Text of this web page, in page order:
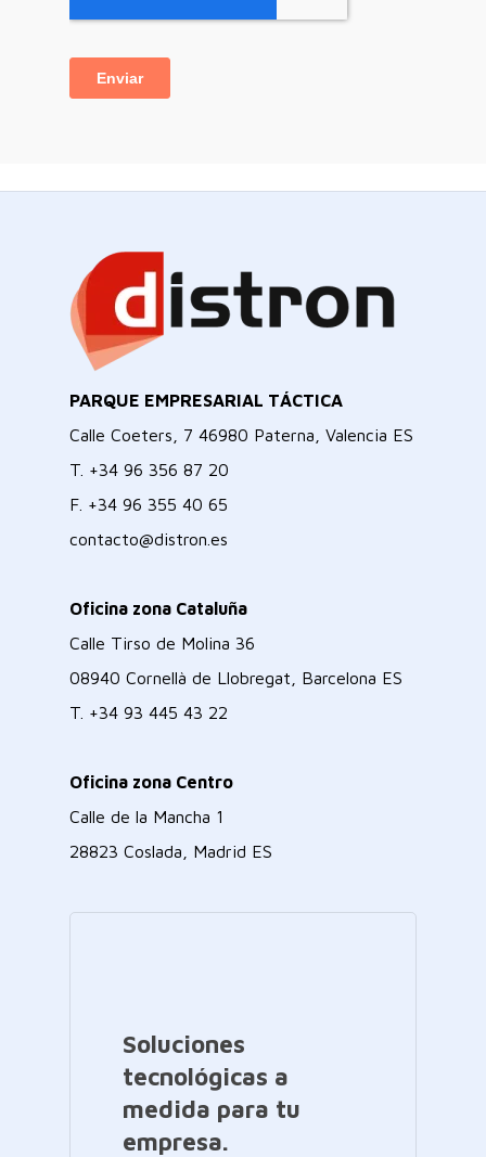
PARQUE EMPRESARIAL TÁCTICA
Calle Coeters, 7 46980 Paterna, Valencia ES
T. +34 96 356 87 20
F. +34 96 355 40 65
contacto@distron.es
Oficina zona Cataluña
Calle Tirso de Molina 36
08940 Cornellà de Llobregat, Barcelona ES
T. +34 93 445 43 22
Oficina zona Centro
Calle de la Mancha 1
28823 Coslada, Madrid ES
Soluciones
tecnológicas a
medida para tu
empresa.